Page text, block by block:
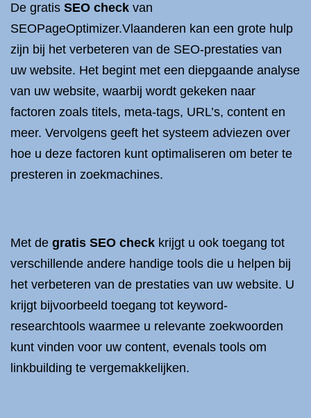
De gratis SEO check van
SEOPageOptimizer.Vlaanderen kan een grote hulp
zijn bij het verbeteren van de SEO-prestaties van
uw website. Het begint met een diepgaande analyse
van uw website, waarbij wordt gekeken naar
factoren zoals titels, meta-tags, URL’s, content en
meer. Vervolgens geeft het systeem adviezen over
hoe u deze factoren kunt optimaliseren om beter te
presteren in zoekmachines.
Met de gratis SEO check krijgt u ook toegang tot
verschillende andere handige tools die u helpen bij
het verbeteren van de prestaties van uw website. U
krijgt bijvoorbeeld toegang tot keyword-
researchtools waarmee u relevante zoekwoorden
kunt vinden voor uw content, evenals tools om
linkbuilding te vergemakkelijken.